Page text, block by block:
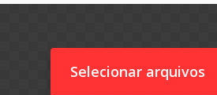
Selecionar arquivos